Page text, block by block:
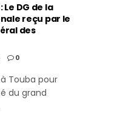
Le DG de la
reçu par le
des
0
Touba pour
du grand